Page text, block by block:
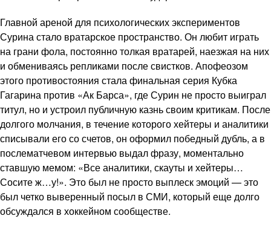
Главной ареной для психологических экспериментов
Сурина стало вратарское пространство. Он любит играть
на грани фола, постоянно толкая вратарей, наезжая на них
и обмениваясь репликами после свистков. Апофеозом
этого противостояния стала финальная серия Кубка
Гагарина против «Ак Барса», где Сурин не просто выиграл
титул, но и устроил публичную казнь своим критикам. После
долгого молчания, в течение которого хейтеры и аналитики
списывали его со счетов, он оформил победный дубль, а в
послематчевом интервью выдал фразу, моментально
ставшую мемом: «Все аналитики, скауты и хейтеры…
Сосите ж…у!». Это был не просто выплеск эмоций — это
был четко выверенный посыл в СМИ, который еще долго
обсуждался в хоккейном сообществе.